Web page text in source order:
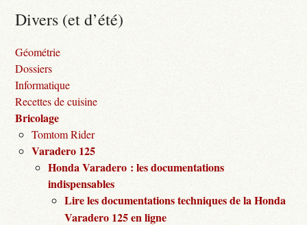
Divers (et d’été)
Géométrie
Dossiers
Informatique
Recettes de cuisine
Bricolage
Tomtom Rider
Varadero 125
Honda Varadero : les documentations
indispensables
Lire les documentations techniques de la Honda
Varadero 125 en ligne